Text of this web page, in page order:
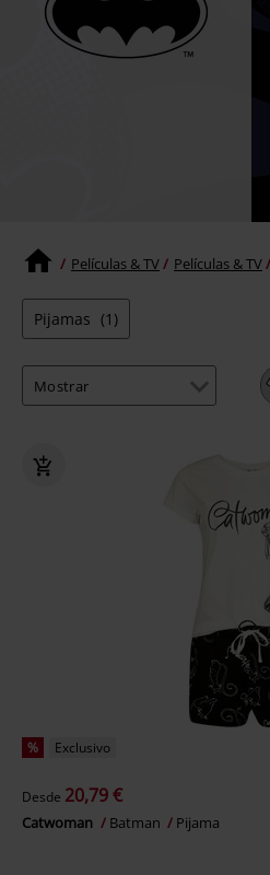
Películas & TV Películas & TV
Pijamas (1)
% Exclusivo
Desde 20,79 €
Catwoman Batman Pijama